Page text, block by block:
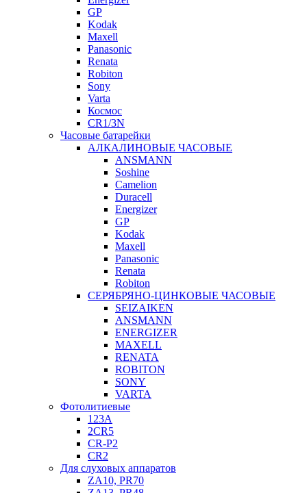
GP
Kodak
Maxell
Panasonic
Renata
Robiton
Sony
Varta
Космос
CR1/3N
Часовые батарейки
АЛКАЛИНОВЫЕ ЧАСОВЫЕ
ANSMANN
Soshine
Camelion
Duracell
Energizer
GP
Kodak
Maxell
Panasonic
Renata
Robiton
СЕРЯБРЯНО-ЦИНКОВЫЕ ЧАСОВЫЕ
SEIZAIKEN
ANSMANN
ENERGIZER
MAXELL
RENATA
ROBITON
SONY
VARTA
Фотолитиевые
123A
2CR5
CR-P2
CR2
Для слуховых аппаратов
ZA10, PR70